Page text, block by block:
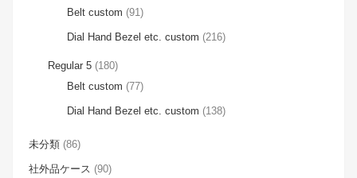
Belt custom (91)
Dial Hand Bezel etc. custom (216)
Regular 5 (180)
Belt custom (77)
Dial Hand Bezel etc. custom (138)
未分類 (86)
社外品ケース (90)